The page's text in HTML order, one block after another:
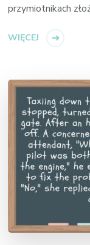
przymiotnikach
WIĘCEJ